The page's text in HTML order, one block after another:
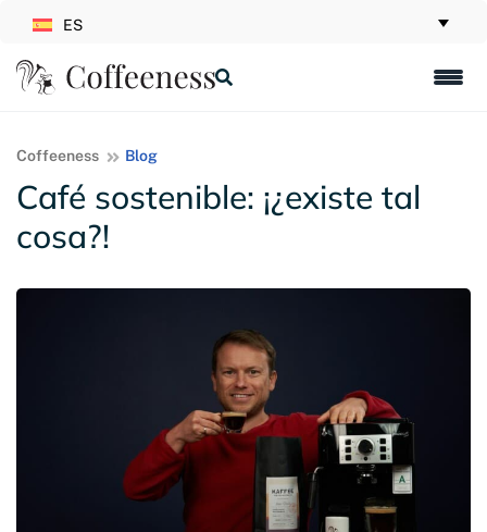
ES
Coffeeness Blog
Café sostenible: ¡¿existe tal
cosa?!